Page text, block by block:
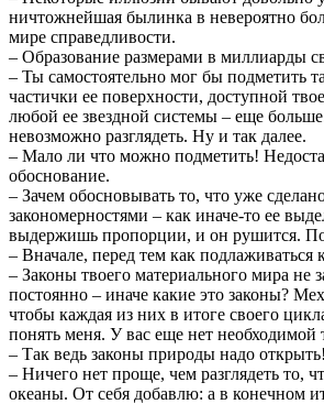
ничтожнейшая былинка в невероятно
мире справедливости.
– Образование размерами в миллиарды
– Ты самостоятельно мог бы подметить
частички ее поверхности, доступной
любой ее звездной системы – еще
невозможно разглядеть. Ну и так далее.
– Мало ли что можно подметить!
обоснование.
– Зачем обосновывать то, что уже
закономерностями – как иначе-то ее
выдержишь пропорции, и он рушится.
– Вначале, перед тем как
– Законы твоего материального мира
постоянно – иначе какие это законы?
чтобы каждая из них в итоге своего
понять меня. У вас еще нет необходимой
– Так ведь законы природы надо
– Ничего нет проще, чем разглядеть то,
океаны. От себя добавлю: а в конечном